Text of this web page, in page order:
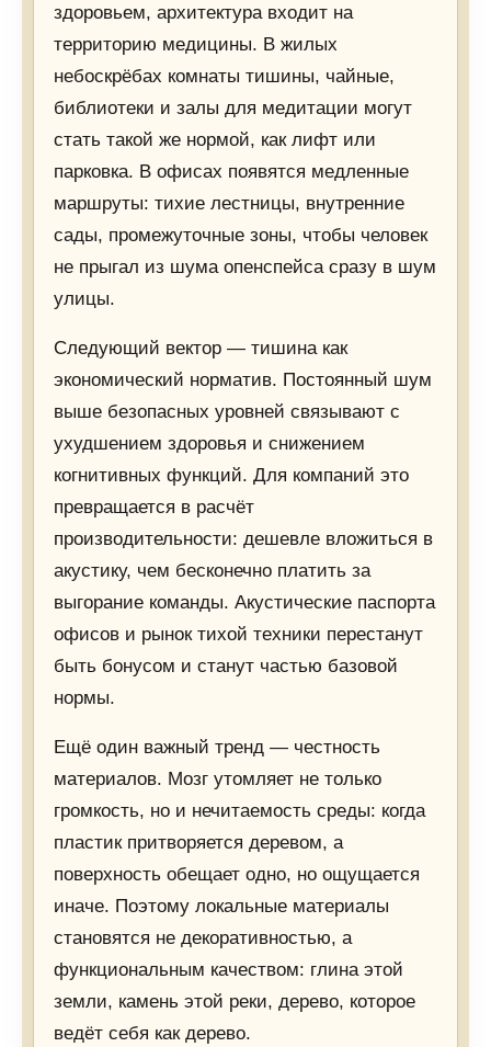
здоровьем, архитектура входит на
территорию медицины. В жилых
небоскрёбах комнаты тишины, чайные,
библиотеки и залы для медитации могут
стать такой же нормой, как лифт или
парковка. В офисах появятся медленные
маршруты: тихие лестницы, внутренние
сады, промежуточные зоны, чтобы человек
не прыгал из шума опенспейса сразу в шум
улицы.
Следующий вектор — тишина как
экономический норматив. Постоянный шум
выше безопасных уровней связывают с
ухудшением здоровья и снижением
когнитивных функций. Для компаний это
превращается в расчёт
производительности: дешевле вложиться в
акустику, чем бесконечно платить за
выгорание команды. Акустические паспорта
офисов и рынок тихой техники перестанут
быть бонусом и станут частью базовой
нормы.
Ещё один важный тренд — честность
материалов. Мозг утомляет не только
громкость, но и нечитаемость среды: когда
пластик притворяется деревом, а
поверхность обещает одно, но ощущается
иначе. Поэтому локальные материалы
становятся не декоративностью, а
функциональным качеством: глина этой
земли, камень этой реки, дерево, которое
ведёт себя как дерево.